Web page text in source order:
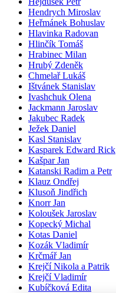
Hendrych Miroslav
Heřmánek Bohuslav
Hlavinka Radovan
Hlinčík Tomáš
Hrabinec Milan
Hrubý Zdeněk
Chmelař Lukáš
Ištvánek Stanislav
Ivashchuk Olena
Jackmann Jaroslav
Jakubec Radek
Ježek Daniel
Kasl Stanislav
Kasparek Edward Rick
Kašpar Jan
Katanski Radim a Petr
Klauz Ondřej
Klusoň Jindřich
Knorr Jan
Koloušek Jaroslav
Kopecký Michal
Kotas Daniel
Kozák Vladimír
Krčmář Jan
Krejčí Nikola a Patrik
Krejčí Vladimír
Kubíčková Edita